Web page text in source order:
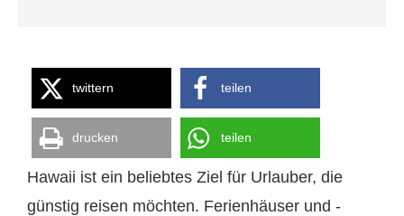
twittern teilen
drucken teilen
Hawaii ist ein beliebtes Ziel für Urlauber, die
günstig reisen möchten. Ferienhäuser und -